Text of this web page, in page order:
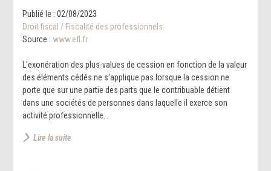
Publié le :02/08/2023
Droit fiscal / Fiscalité des professionnels
Source : www.efl.fr
L'exonération des plus-values de cession en fonction de la valeur
des éléments cédés ne s'applique pas lorsque la cession ne
porte que sur une partie des parts que le contribuable détient
dans une sociétés de personnes dans laquelle il exerce son
activité professionnelle...
Lire la suite